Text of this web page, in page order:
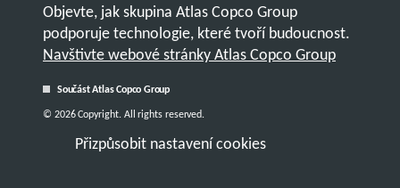
Objevte, jak skupina Atlas Copco Group
podporuje technologie, které tvoří budoucnost.
Navštivte webové stránky Atlas Copco Group
Součást Atlas Copco Group
Přizpůsobit nastavení cookies
© 2026 Copyright. All rights reserved.